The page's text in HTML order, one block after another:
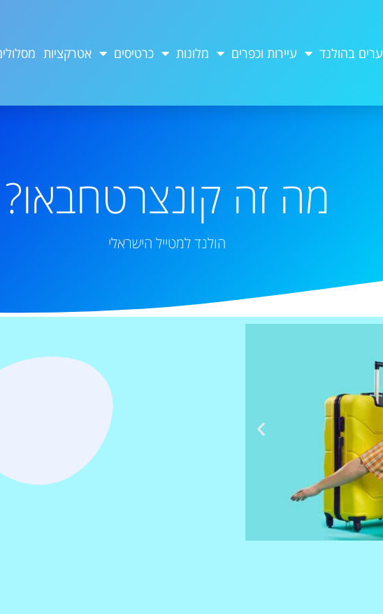
ערים בהולנד עיירות וכפרים מלונות כרטיסים אטרקציות
מה זה קונצרטחבאו?
הולנד למטייל הישראלי